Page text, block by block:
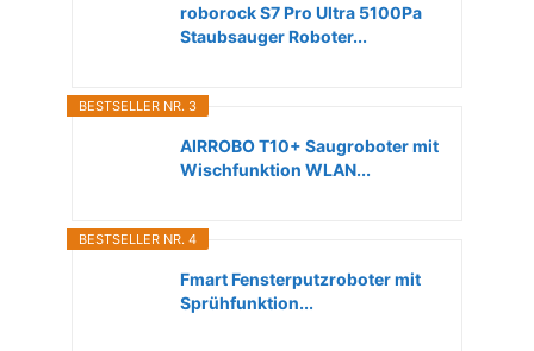
roborock S7 Pro Ultra 5100Pa
Staubsauger Roboter...
BESTSELLER NR. 3
AIRROBO T10+ Saugroboter mit
Wischfunktion WLAN...
BESTSELLER NR. 4
Fmart Fensterputzroboter mit
Sprühfunktion...